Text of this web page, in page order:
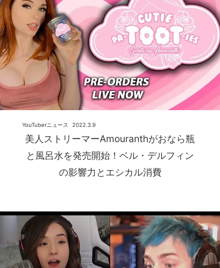
美人ストリーマーAmouranthがおなら瓶
と風呂水を発売開始！ベル・デルフィン
の影響力とエシカル消費
2022.3.9
YouTuberニュース